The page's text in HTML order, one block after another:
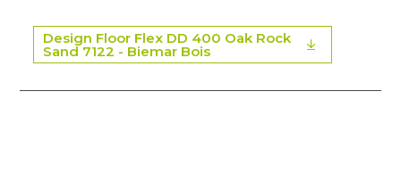
Design Floor Flex DD 400 Oak Rock
Sand 7122 - Biemar Bois